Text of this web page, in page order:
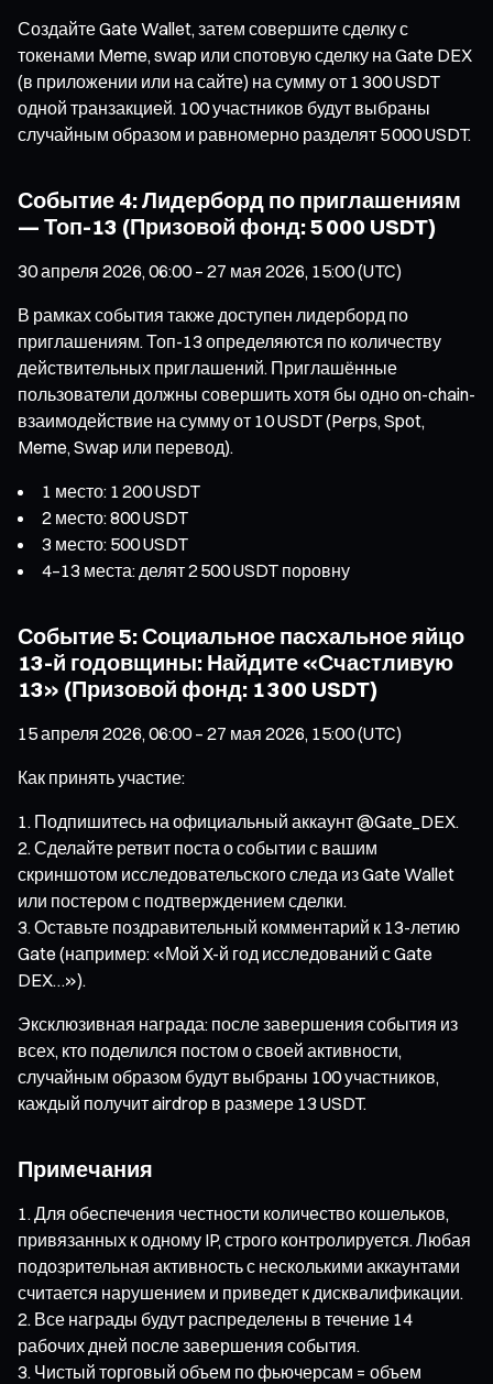
Создайте Gate Wallet, затем совершите сделку с
токенами Meme, swap или спотовую сделку на Gate DEX
(в приложении или на сайте) на сумму от 1 300 USDT
одной транзакцией. 100 участников будут выбраны
случайным образом и равномерно разделят 5 000 USDT.
Событие 4: Лидерборд по приглашениям
— Топ-13 (Призовой фонд: 5 000 USDT)
30 апреля 2026, 06:00 – 27 мая 2026, 15:00 (UTC)
В рамках события также доступен лидерборд по
приглашениям. Топ-13 определяются по количеству
действительных приглашений. Приглашённые
пользователи должны совершить хотя бы одно on-chain-
взаимодействие на сумму от 10 USDT (Perps, Spot,
Meme, Swap или перевод).
1 место: 1 200 USDT
2 место: 800 USDT
3 место: 500 USDT
4–13 места: делят 2 500 USDT поровну
Событие 5: Социальное пасхальное яйцо
13-й годовщины: Найдите «Счастливую
13» (Призовой фонд: 1 300 USDT)
15 апреля 2026, 06:00 – 27 мая 2026, 15:00 (UTC)
Как принять участие:
Подпишитесь на официальный аккаунт @Gate_DEX.
Сделайте ретвит поста о событии с вашим
скриншотом исследовательского следа из Gate Wallet
или постером с подтверждением сделки.
Оставьте поздравительный комментарий к 13-летию
Gate (например: «Мой X-й год исследований с Gate
DEX…»).
Эксклюзивная награда: после завершения события из
всех, кто поделился постом о своей активности,
случайным образом будут выбраны 100 участников,
каждый получит airdrop в размере 13 USDT.
Примечания
Для обеспечения честности количество кошельков,
привязанных к одному IP, строго контролируется. Любая
подозрительная активность с несколькими аккаунтами
считается нарушением и приведет к дисквалификации.
Все награды будут распределены в течение 14
рабочих дней после завершения события.
Чистый торговый объем по фьючерсам = объем